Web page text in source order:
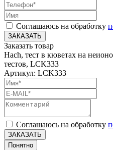
Соглашаюсь на обработку
ЗАКАЗАТЬ
Заказать товар
Hach, тест в кюветах на
тестов, LCK333
Артикул: LCK333
Соглашаюсь на обработку
ЗАКАЗАТЬ
Понятно